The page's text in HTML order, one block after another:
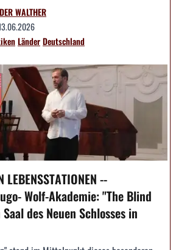
WALTHER
LänderDeutschland
LEBENSSTATIONEN --
Wolf-Akademie: "The Blind
des Neuen Schlosses in